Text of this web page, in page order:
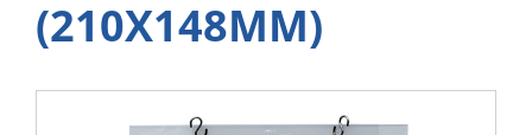
(210X148MM)